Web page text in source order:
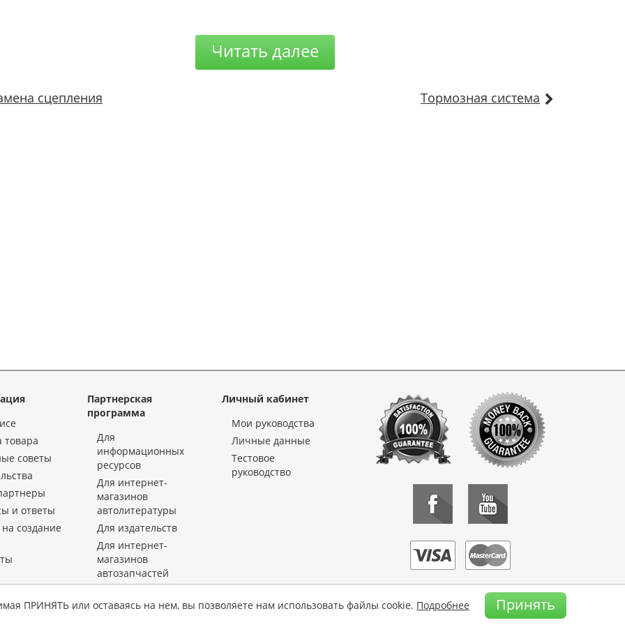
Читать далее
сцепления Тормозная система
товара
советы
и ответы
создание
Партнерская
программа
Для
информационных
ресурсов
Для интернет-
магазинов
автолитературы
Для издательств
Для интернет-
магазинов
автозапчастей
Личный кабинет
Мои руководства
Личные данные
Тестовое
руководство
«KrutilVertel» © 2015-2026 Все права защищены.
материалов данной страницы для воспроизведения, переноса на другие носители информации запрещено.
ПРИНЯТЬ или оставаясь на нем, вы позволяете нам использовать файлы cookie. Подробнее Принять